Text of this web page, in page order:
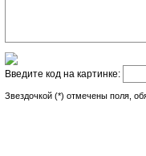
Введите код на картинке:
Звездочкой (*) отмечены поля,